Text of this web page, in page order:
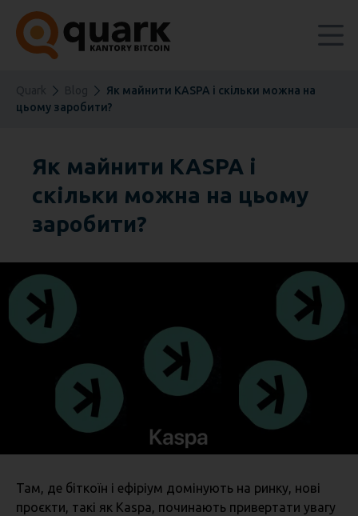
Як майнити KASPA і скільки можна на
цьому заробити?
Як майнити KASPA і
скільки можна на цьому
заробити?
Там, де біткоїн і ефіріум домінують на ринку, нові
проєкти, такі як Kaspa, починають привертати увагу